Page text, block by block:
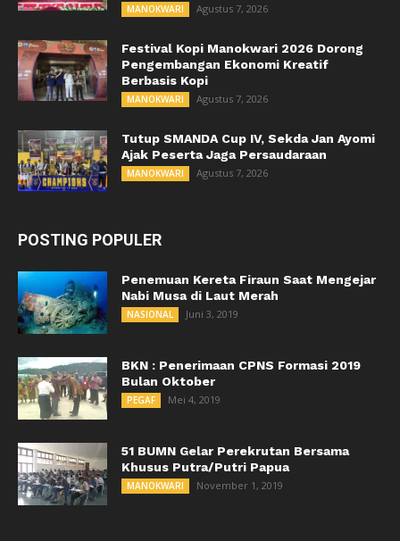
MANOKWARI Agustus 7, 2026
Festival Kopi Manokwari 2026 Dorong
Pengembangan Ekonomi Kreatif
Berbasis Kopi
MANOKWARI Agustus 7, 2026
Tutup SMANDA Cup IV, Sekda Jan Ayomi
Ajak Peserta Jaga Persaudaraan
MANOKWARI Agustus 7, 2026
POSTING POPULER
Penemuan Kereta Firaun Saat Mengejar
Nabi Musa di Laut Merah
NASIONAL Juni 3, 2019
BKN : Penerimaan CPNS Formasi 2019
Bulan Oktober
PEGAF Mei 4, 2019
51 BUMN Gelar Perekrutan Bersama
Khusus Putra/Putri Papua
MANOKWARI November 1, 2019